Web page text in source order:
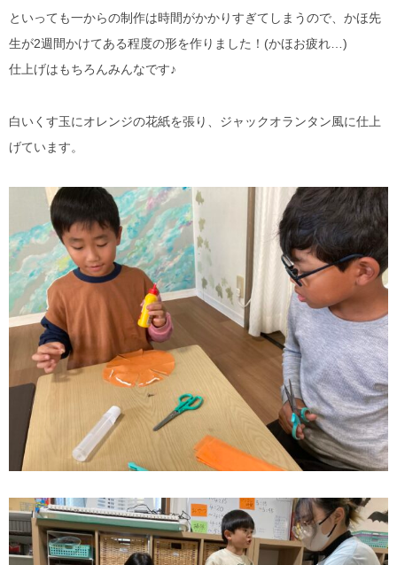
といっても一からの制作は時間がかかりすぎてしまうので、かほ先
生が2週間かけてある程度の形を作りました！(かほお疲れ…)
仕上げはもちろんみんなです♪
白いくす玉にオレンジの花紙を張り、ジャックオランタン風に仕上
げています。